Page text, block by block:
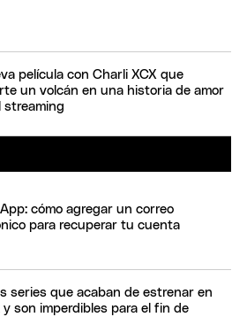
película con Charli XCX que
un volcán en una historia de amor
streaming
cómo agregar un correo
para recuperar tu cuenta
series que acaban de estrenar en
y son imperdibles para el fin de